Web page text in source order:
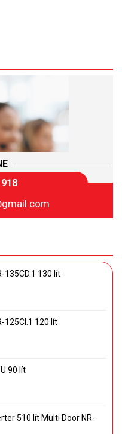
135CD.1 130 lít
125CI.1 120 lít
90 lít
510 lít Multi Door NR-